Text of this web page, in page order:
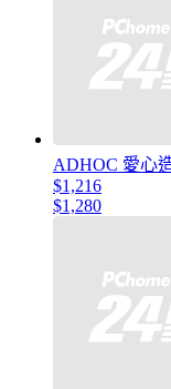
ADHOC 愛心
$1,216
$1,280